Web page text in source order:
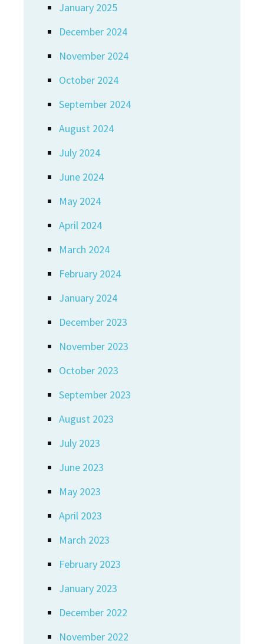
January 2025
December 2024
November 2024
October 2024
September 2024
August 2024
July 2024
June 2024
May 2024
April 2024
March 2024
February 2024
January 2024
December 2023
November 2023
October 2023
September 2023
August 2023
July 2023
June 2023
May 2023
April 2023
March 2023
February 2023
January 2023
December 2022
November 2022